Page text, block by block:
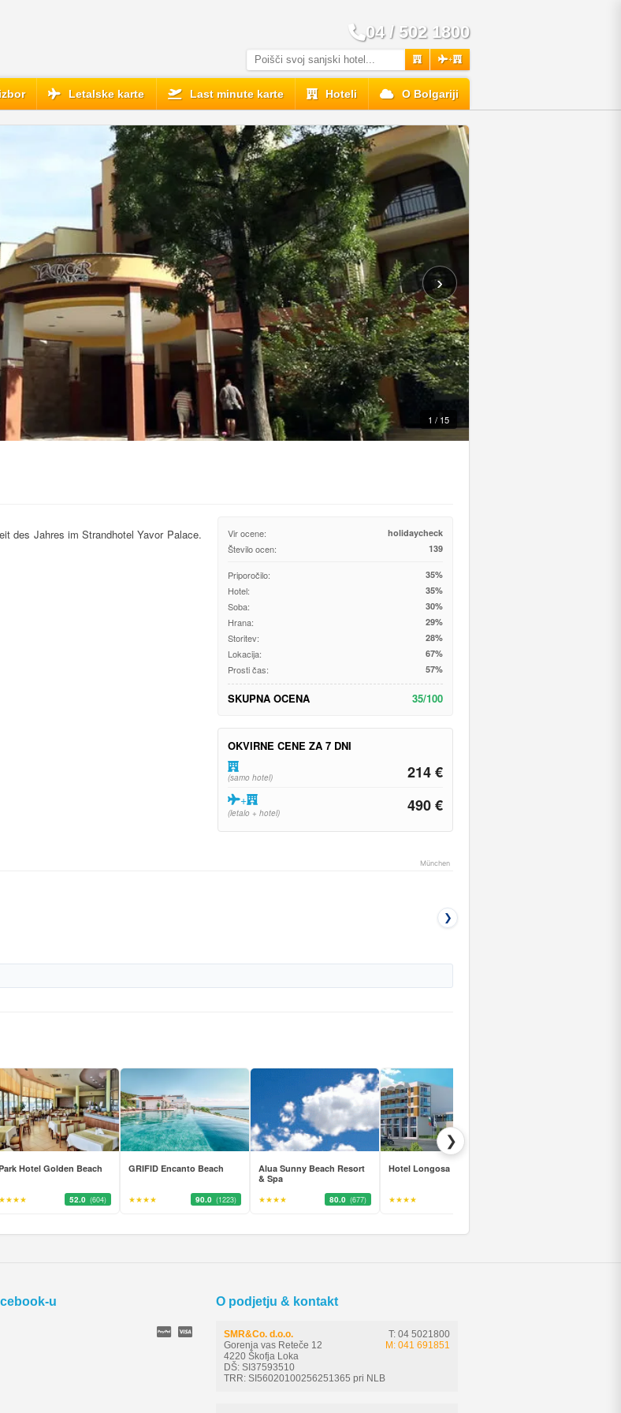
04 / 502 1800
+
Letalske karte Last minute karte Hoteli O Bolgariji
›
1 / 15
des Jahres im Strandhotel Yavor Palace.
Vir ocene: holidaycheck
Število ocen: 139
Priporočilo: 35%
Hotel: 35%
Soba: 30%
Hrana: 29%
Storitev: 28%
Lokacija: 67%
Prosti čas: 57%
SKUPNA OCENA 35/100
OKVIRNE CENE ZA 7 DNI
(samo hotel) 214 €
+
(letalo + hotel) 490 €
München
❯
Hotel Golden Beach
★★★★ 52.0 (604)
GRIFID Encanto Beach
★★★★ 90.0 (1223)
Alua Sunny Beach Resort
& Spa
★★★★ 80.0 (677)
Hotel Longosa
★★★★
❯
u O podjetju & kontakt
SMR&Co. d.o.o.
Gorenja vas Reteče 12
4220 Škofja Loka
DŠ: SI37593510
TRR: SI56020100256251365 pri NLB
T: 04 5021800
M: 041 691851